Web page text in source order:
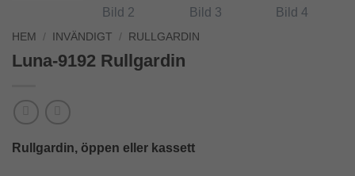
HEM / INVÄNDIGT / RULLGARDIN
Luna-9192 Rullgardin
Rullgardin, öppen eller kassett